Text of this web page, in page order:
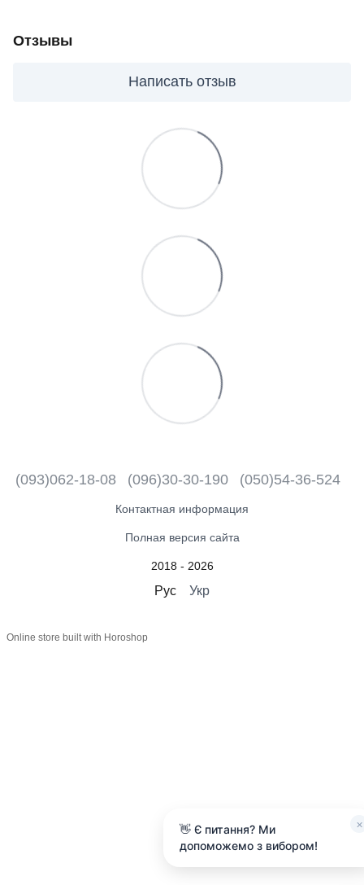
Отзывы
Написать отзыв
(093)062-18-08 (096)30-30-190 (050)54-36-524
Контактная информация
Полная версия сайта
2018 - 2026
Рус Укр
Online store built with Horoshop
×
👋 Є питання? Ми
допоможемо з вибором!